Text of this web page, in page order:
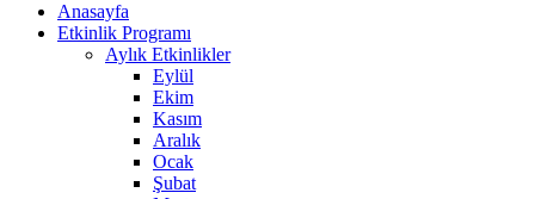
Anasayfa
Etkinlik Programı
Aylık Etkinlikler
Eylül
Ekim
Kasım
Aralık
Ocak
Şubat